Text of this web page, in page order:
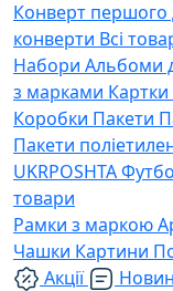
Конверт першого
конверти Всі
Набори Альбоми
з марками Картки
Коробки Пакети
Пакети
UKRPOSHTA
товари
Рамки з маркою
Чашки Картини
Акції